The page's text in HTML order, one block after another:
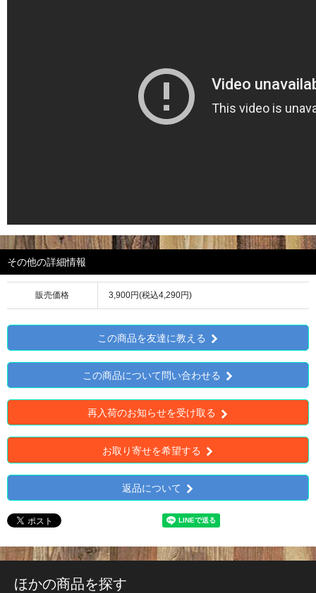
その他の詳細情報
販売価格 3,900円(税込4,290円)
この商品を友達に教える
この商品について問い合わせる
再入荷のお知らせを受け取る
お取り寄せを希望する
返品について
ほかの商品を探す